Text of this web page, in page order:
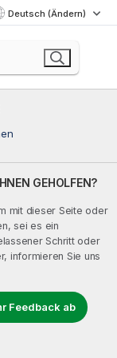
Deutsch (Ändern)
GEHOLFEN?
mit dieser Seite oder
sei es ein
Schritt oder
informieren Sie uns
Feedback ab